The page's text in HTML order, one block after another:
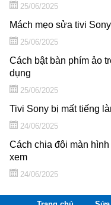
25/06/2025
Mách mẹo sửa tivi
25/06/2025
Cách bật bàn phím ảo
dụng
25/06/2025
Tivi Sony bị mất tiếng
24/06/2025
Cách chia đôi màn
xem
24/06/2025